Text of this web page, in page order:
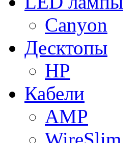
Canyon
Десктопы
HP
Кабели
AMP